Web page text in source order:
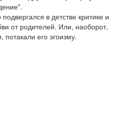
в детстве критике и
от родителей. Или, наоборот,
потакали его эгоизму.